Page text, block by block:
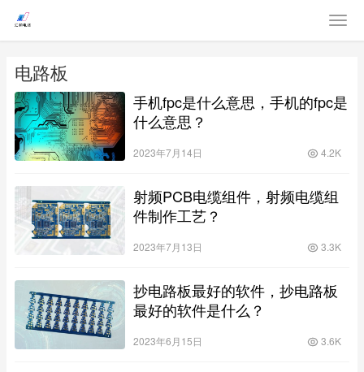
电路板
手机fpc是什么意思，手机的fpc是
什么意思？
2023年7月14日 4.2K
射频PCB电缆组件，射频电缆组
件制作工艺？
2023年7月13日 3.3K
抄电路板最好的软件，抄电路板
最好的软件是什么？
2023年6月15日 3.6K